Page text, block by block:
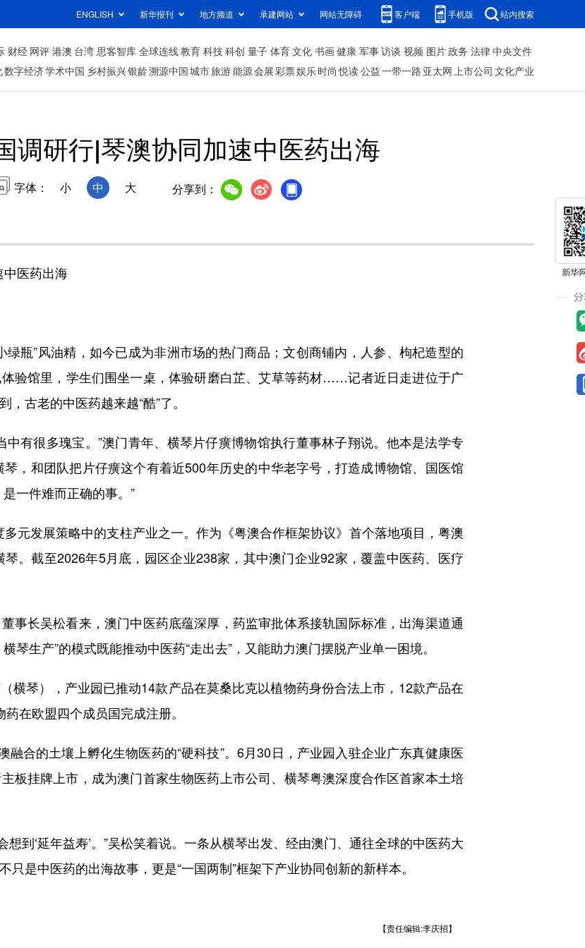
ENGLISH 新华报刊 地方频道 承建网站 网站无障碍 客户端 手机版 站内搜索
财经 网评 港澳 台湾 思客智库 全球连线教育 科技科创 量子 体育文化 书画健康 军事访谈 视频 图片政务 法律中央文件
数字经济学术中国 乡村振兴银龄溯源中国城市旅游能源会展彩票娱乐时尚 悦读公益一带一路 亚太网上市公司 文化产业
调研行|琴澳协同加速中医药出海
字体： 小 中 大 分享到：
医药出海
瓶”风油精，如今已成为非洲市场的热门商品；文创商铺内，人参、枸杞造型的
验馆里，学生们围坐一桌，体验研磨白芷、艾草等药材……记者近日走进位于广
古老的中医药越来越“酷”了。
有很多瑰宝。”澳门青年、横琴片仔癀博物馆执行董事林子翔说。他本是法学专
，和团队把片仔癀这个有着近500年历史的中华老字号，打造成博物馆、国医馆
一件难而正确的事。”
元发展策略中的支柱产业之一。作为《粤澳合作框架协议》首个落地项目，粤澳
。截至2026年5月底，园区企业238家，其中澳门企业92家，覆盖中医药、医疗
长吴松看来，澳门中医药底蕴深厚，药监审批体系接轨国际标准，出海渠道通
琴生产”的模式既能推动中医药“走出去”，又能助力澳门摆脱产业单一困境。
琴），产业园已推动14款产品在莫桑比克以植物药身份合法上市，12款产品在
在欧盟四个成员国完成注册。
合的土壤上孵化生物医药的“硬科技”。6月30日，产业园入驻企业广东真健康医
板挂牌上市，成为澳门首家生物医药上市公司、横琴粤澳深度合作区首家本土培
到‘延年益寿’。”吴松笑着说。一条从横琴出发、经由澳门、通往全球的中医药大
是中医药的出海故事，更是“一国两制”框架下产业协同创新的新样本。
【责任编辑:李庆招】